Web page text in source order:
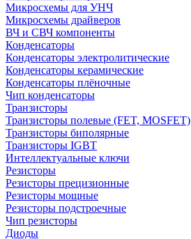
Микросхемы для УНЧ
Микросхемы драйверов
ВЧ и СВЧ компоненты
Конденсаторы
Конденсаторы электролитические
Конденсаторы керамические
Конденсаторы плёночные
Чип конденсаторы
Транзисторы
Транзисторы полевые (FET, MOSFET)
Транзисторы биполярные
Транзисторы IGBT
Интеллектуальные ключи
Резисторы
Резисторы прецизионные
Резисторы мощные
Резисторы подстроечные
Чип резисторы
Диоды